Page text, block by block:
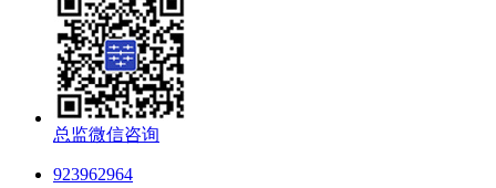
总监微信咨询
923962964